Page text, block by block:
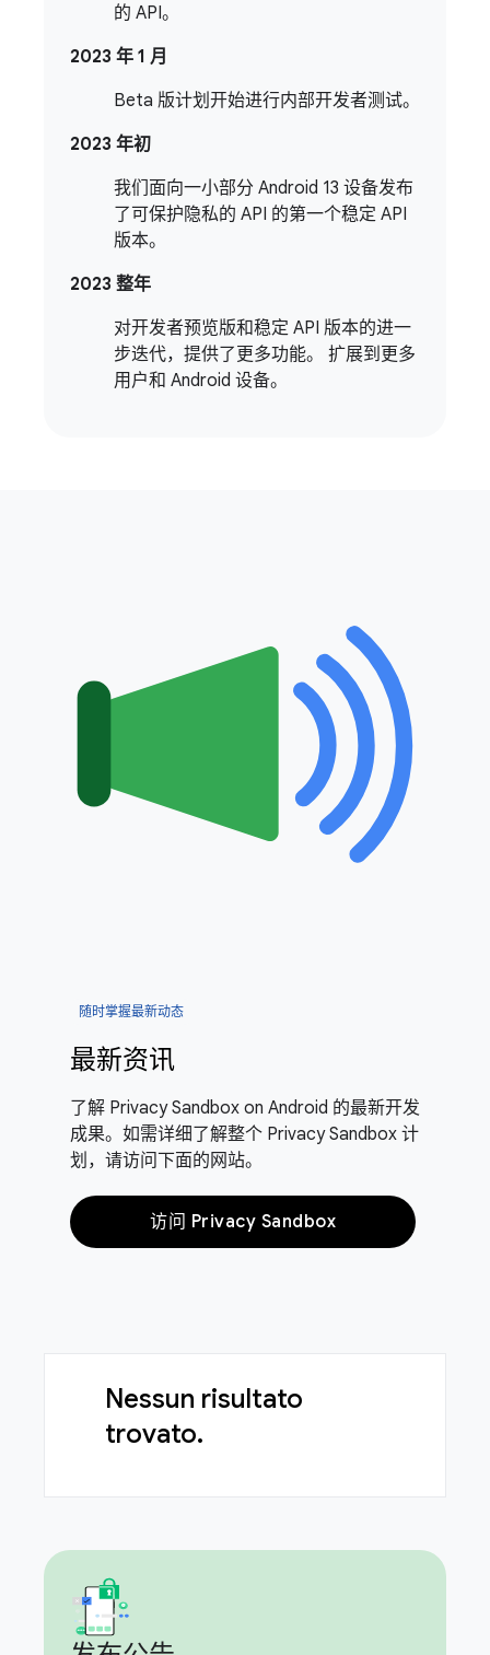
的 API。
2023 年 1 月
Beta 版计划开始进行内部开发者测试。
2023 年初
我们面向一小部分 Android 13 设备发布
了可保护隐私的 API 的第一个稳定 API
版本。
2023 整年
对开发者预览版和稳定 API 版本的进一
步迭代，提供了更多功能。 扩展到更多
用户和 Android 设备。
随时掌握最新动态
最新资讯
了解 Privacy Sandbox on Android 的最新开发
成果。如需详细了解整个 Privacy Sandbox 计
划，请访问下面的网站。
访问 Privacy Sandbox
Nessun risultato
trovato.